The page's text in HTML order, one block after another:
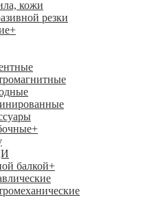
кожи
резки
+
+
балкой+